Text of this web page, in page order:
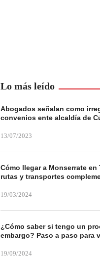
Lo más leído
Abogados señalan como
convenios ente alcaldía de
13/07/2023
Cómo llegar a Monserrate en
rutas y transportes
19/03/2024
¿Cómo saber si tengo un
embargo? Paso a paso para
19/09/2024